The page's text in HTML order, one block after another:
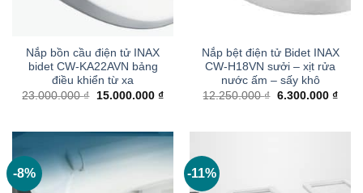
Nắp bồn cầu điện tử INAX
bidet CW-KA22AVN bảng
điều khiển từ xa
23.000.000₫
Giá
15.000.000 ₫Giá
15.000.000 ₫.
Nắp bệt điện tử Bidet INAX
CW-H18VN sưởi – xịt rửa
nước ấm – sấy khô
12.250.000₫ Giá
6.300.000 ₫Giá
-8% -11%